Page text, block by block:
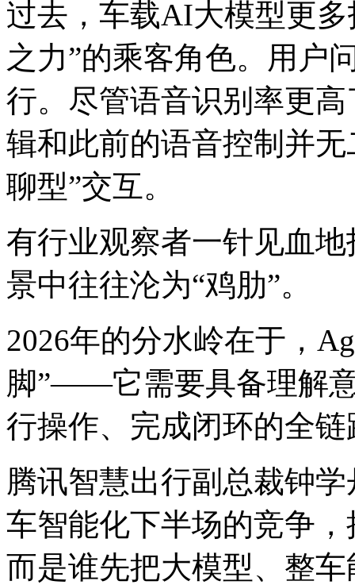
过去，车载AI大模型更
之力”的乘客角色。用户
行。尽管语音识别率更
辑和此前的语音控制并
聊型”交互。
有行业观察者一针见血
景中往往沦为“鸡肋”。
2026年的分水岭在于，
脚”——它需要具备理解
行操作、完成闭环的全
腾讯智慧出行副总裁钟
车智能化下半场的竞争
而是谁先把大模型、整